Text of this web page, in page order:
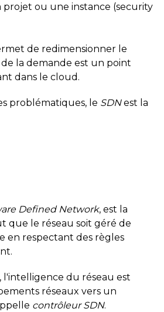
projet ou une instance (security
de redimensionner le
la demande est un point
dans le cloud.
problématiques, le SDNest la
Defined Network, est la
que le réseau soit géré de
en respectant des règles
du réseau est
réseaux vers un
contrôleur SDN.